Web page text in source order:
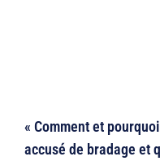
« Comment et
accusé de bradage et